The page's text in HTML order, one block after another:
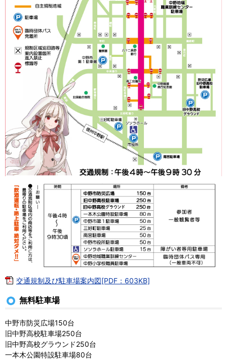
交通規制及び駐車場案内図[PDF：603KB]
無料駐車場
中野市防災広場150台
旧中野高校駐車場250台
旧中野高校グラウンド250台
一本木公園特設駐車場80台